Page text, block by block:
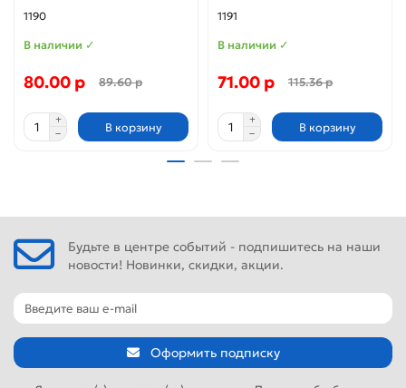
1190
В наличии ✓
80.00 р 89.60 р
В корзину
1191
В наличии ✓
71.00 р 115.36 р
В корзину
Будьте в центре событий - подпишитесь на наши
новости! Новинки, скидки, акции.
Оформить подписку